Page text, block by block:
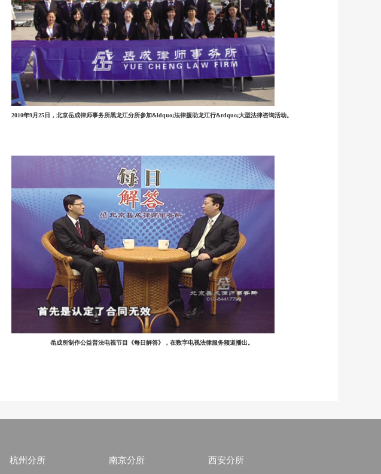
2010年9月25日，北京岳成律师事务所黑龙江分所参加&ldquo;法律援助龙江行&rdquo;大型法律咨询活动。
岳成所制作公益普法电视节目《每日解答》，在数字电视法律服务频道播出。
杭州分所 南京分所 西安分所